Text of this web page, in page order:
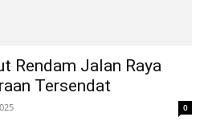
Rendam Jalan Raya
Tersendat
0